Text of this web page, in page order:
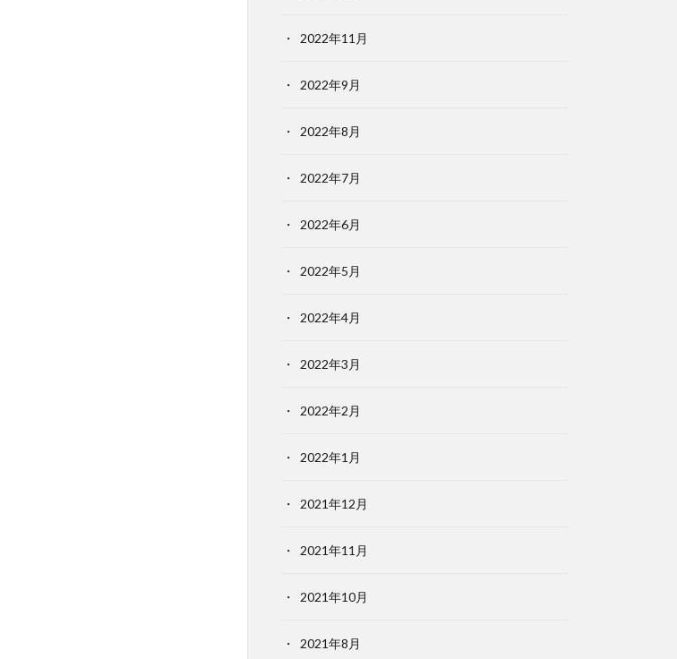
2022年11月
2022年9月
2022年8月
2022年7月
2022年6月
2022年5月
2022年4月
2022年3月
2022年2月
2022年1月
2021年12月
2021年11月
2021年10月
2021年8月